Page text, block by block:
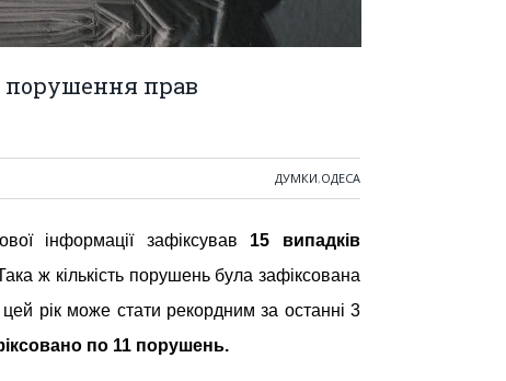
порушення прав
ДУМКИ,ОДЕСА
інформації зафіксував 15 випадків
ж кількість порушень була зафіксована
рік може стати рекордним за останні 3
по 11 порушень.